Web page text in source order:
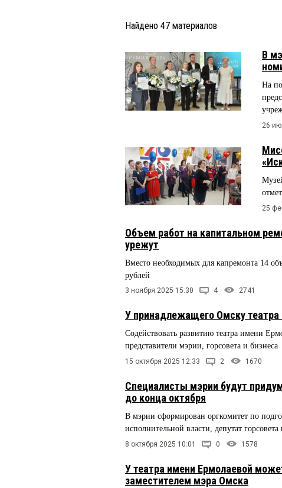
Найдено 47 материалов
В
На
26
25
Объем работ на капитальном
урежут
Вместо необходимых для капремонта 14
рублей
3 ноября 2025 15:30 4 2741
У принадлежащего Омску театра
Содействовать развитию театра имени
представители мэрии, горсовета и бизнеса
15 октября 2025 12:33 2 1670
Специалисты мэрии будут
до конца октября
В мэрии сформирован оргкомитет по
исполнительной власти, депутат
8 октября 2025 10:01 0 1578
У театра имени Ермолаевой
заместителем мэра Омска